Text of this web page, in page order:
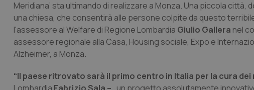
Meridiana’ sta ultimando di realizzare a Monza. Una piccola
una chiesa, che consentirà alle persone colpite da questo
l'assessore al Welfare di Regione Lombardia Giulio Gallera nel
assessore regionale alla Casa, Housing sociale, Expo e
Alzheimer, a Monza.
“Il paese ritrovato sarà il primo centro in Italia per la cura dei